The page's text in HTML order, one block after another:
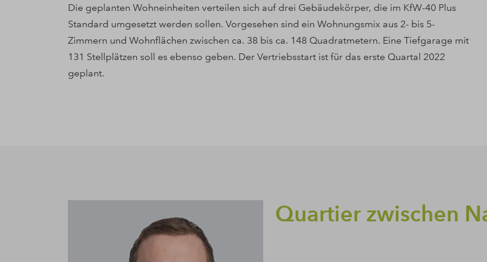
Die geplanten Wohneinheiten verteilen sich auf drei Gebäudekörper, die im KfW-40 Plus
Standard umgesetzt werden sollen. Vorgesehen sind ein Wohnungsmix aus 2- bis 5-
Zimmern und Wohnflächen zwischen ca. 38 bis ca. 148 Quadratmetern. Eine Tiefgarage mit
131 Stellplätzen soll es ebenso geben. Der Vertriebsstart ist für das erste Quartal 2022
geplant.
Quartier zwischen